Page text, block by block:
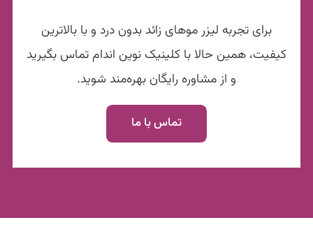
برای تجربه لیزر موهای زائد بدون درد و با بالاترین
کیفیت، همین حالا با کلینیک نوین اندام تماس بگیرید
و از مشاوره رایگان بهره‌مند شوید.
تماس با ما